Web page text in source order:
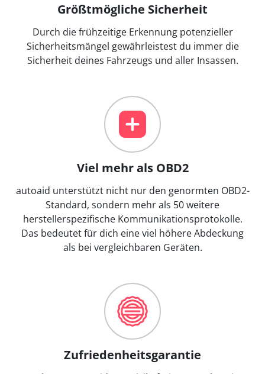
Größtmögliche Sicherheit
Durch die frühzeitige Erkennung potenzieller
Sicherheitsmängel gewährleistest du immer die
Sicherheit deines Fahrzeugs und aller Insassen.
Viel mehr als OBD2
autoaid unterstützt nicht nur den genormten OBD2-
Standard, sondern mehr als 50 weitere
herstellerspezifische Kommunikationsprotokolle.
Das bedeutet für dich eine viel höhere Abdeckung
als bei vergleichbaren Geräten.
Zufriedenheitsgarantie